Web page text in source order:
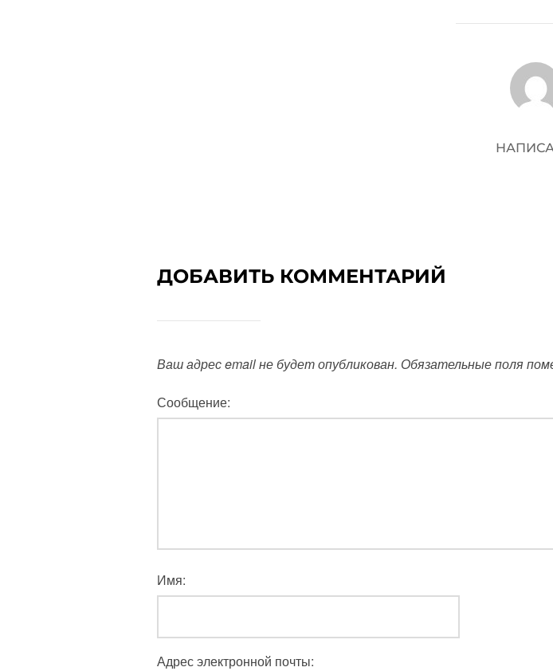
АВТОР
ДОБАВИТЬ КОММЕНТАРИЙ
Ваш адрес email не будет опубликован. Обязательные поля
Сообщение:
Имя:
Адрес электронной почты: